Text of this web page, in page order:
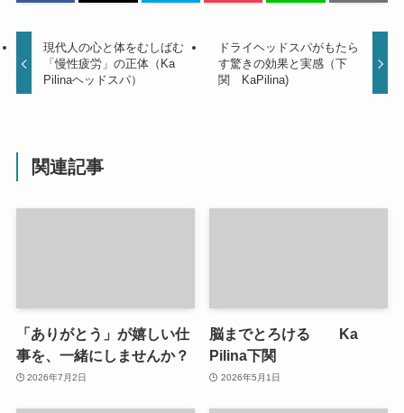
現代人の心と体をむしばむ
「慢性疲労」の正体（Ka
Pilinaヘッドスパ）
ドライヘッドスパがもたら
す驚きの効果と実感（下
関 KaPilina)
関連記事
「ありがとう」が嬉しい仕
事を、一緒にしませんか？
2026年7月2日
脳までとろける Ka
Pilina下関
2026年5月1日